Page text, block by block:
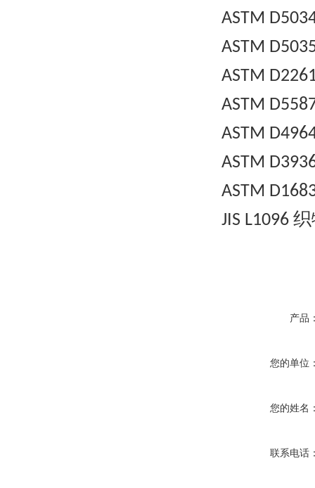
ASTM
ASTM
ASTM
ASTM
ASTM
ASTM
ASTM
JIS L1096
产品
您的单位
您的姓名
联系电话